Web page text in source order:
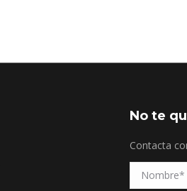
No te
Contacta